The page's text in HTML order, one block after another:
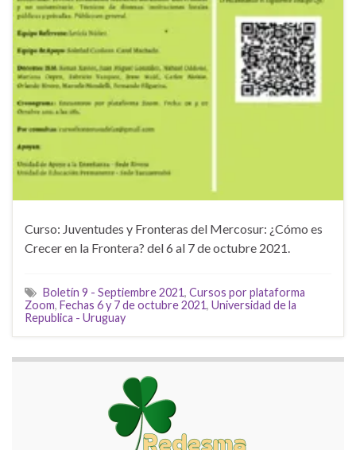
Curso: Juventudes y Fronteras del Mercosur: ¿Cómo es
Crecer en la Frontera? del 6 al 7 de octubre 2021.
Boletín 9 - Septiembre 2021, Cursos por plataforma
Zoom, Fechas 6 y 7 de octubre 2021, Universidad de la
Republica - Uruguay